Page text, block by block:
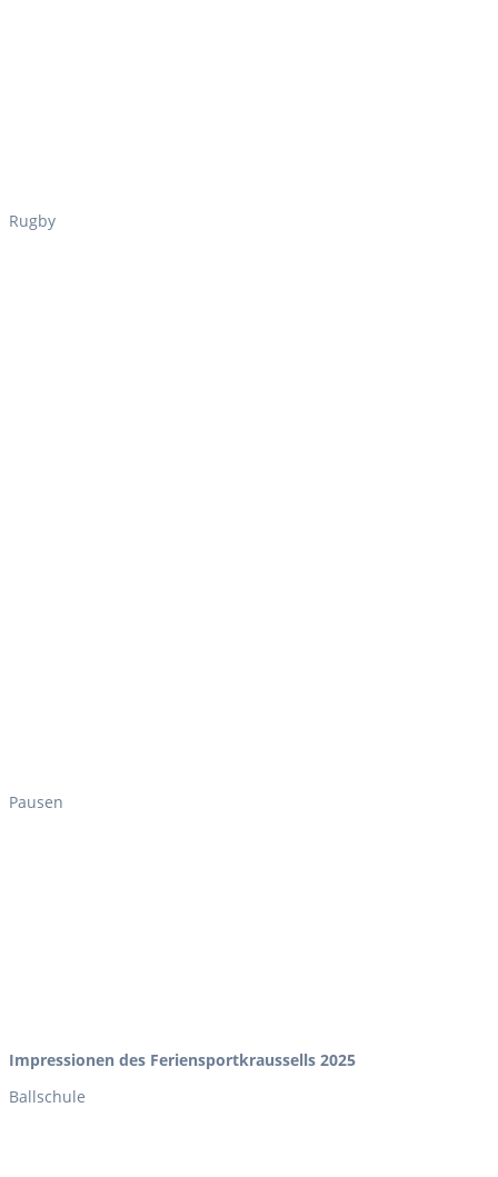
Rugby
Pausen
Impressionen des Feriensportkraussells 2025
Ballschule